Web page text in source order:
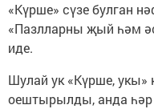
«Күрше» сүзе булган
«Пазлларны җый һәм
иде.
Шулай ук «Күрше, укы»
оештырылды, анда һәр